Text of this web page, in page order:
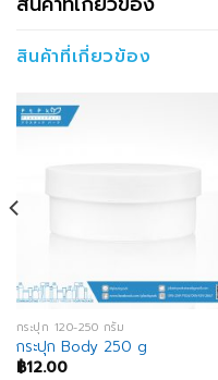
สินค้าที่เกี่ยวข้อง
กระปุก 120-250 กรัม
กระปุก Body 250 g
฿12.00